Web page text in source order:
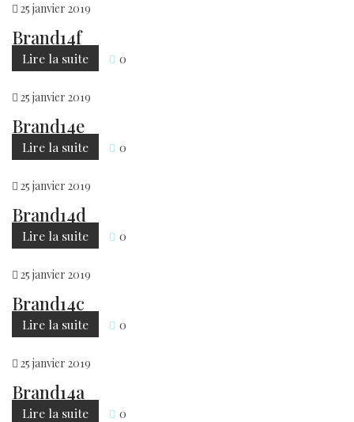
25 janvier 2019
Brand14f
Lire la suite 0
25 janvier 2019
Brand14e
Lire la suite 0
25 janvier 2019
Brand14d
Lire la suite 0
25 janvier 2019
Brand14c
Lire la suite 0
25 janvier 2019
Brand14a
Lire la suite 0